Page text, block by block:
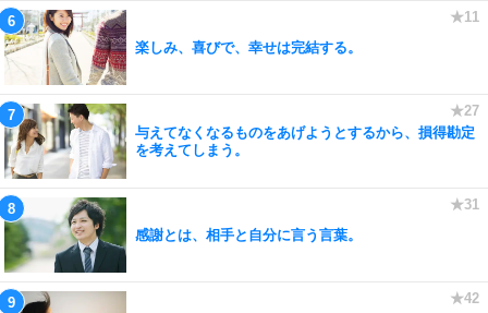
楽しみ、喜びで、幸せは完結する。
与えてなくなるものをあげようとするから、損得勘定
を考えてしまう。
感謝とは、相手と自分に言う言葉。